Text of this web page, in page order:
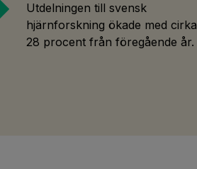
Utdelningen till svensk
hjärnforskning ökade med cirka
28 procent från föregående år.